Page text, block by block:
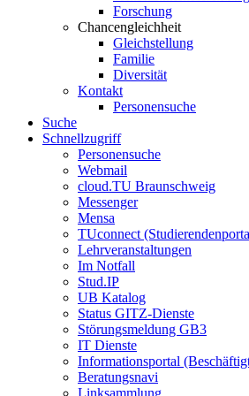
Forschung
Chancengleichheit
Gleichstellung
Familie
Diversität
Kontakt
Personensuche
Suche
Schnellzugriff
Personensuche
Webmail
cloud.TU Braunschweig
Messenger
Mensa
TUconnect
Lehrveranstaltungen
Im Notfall
Stud.IP
UB Katalog
Status GITZ-Dienste
Störungsmeldung GB3
IT Dienste
Informationsportal
Beratungsnavi
Linksammlung